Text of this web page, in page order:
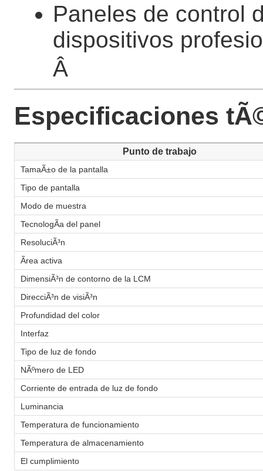
Paneles de control
dispositivos
Â
Especificaciones
Punto de trabajo
TamaÃ±o de la pantalla
Tipo de pantalla
Modo de muestra
TecnologÃ­a del panel
ResoluciÃ³n
Ãrea activa
DimensiÃ³n de contorno de la LCM
DirecciÃ³n de visiÃ³n
Profundidad del color
Interfaz
Tipo de luz de fondo
NÃºmero de LED
Corriente de entrada de luz de fondo
Luminancia
Temperatura de funcionamiento
Temperatura de almacenamiento
El cumplimiento